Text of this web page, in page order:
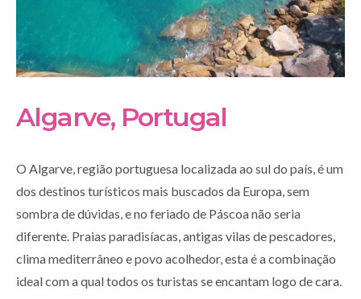
Algarve, Portugal
O Algarve, região portuguesa localizada ao sul do país, é um
dos destinos turísticos mais buscados da Europa, sem
sombra de dúvidas, e no feriado de Páscoa não seria
diferente. Praias paradisíacas, antigas vilas de pescadores,
clima mediterrâneo e povo acolhedor, esta é a combinação
ideal com a qual todos os turistas se encantam logo de cara.